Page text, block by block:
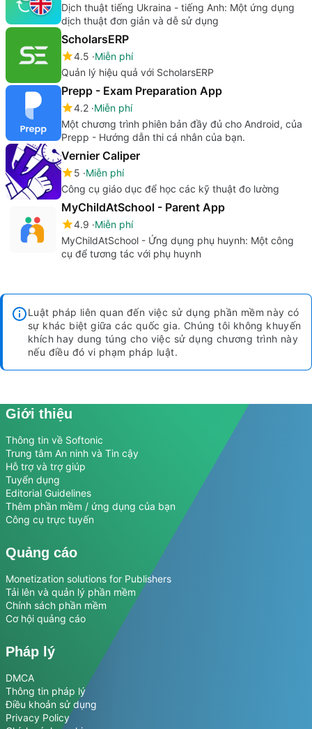
Dịch thuật tiếng Ukraina - tiếng Anh: Một ứng dụng
dịch thuật đơn giản và dễ sử dụng
ScholarsERP
4.5 Miễn phí
Quản lý hiệu quả với ScholarsERP
Prepp - Exam Preparation App
4.2 Miễn phí
Một chương trình phiên bản đầy đủ cho Android, của
Prepp - Hướng dẫn thi cá nhân của bạn.
Vernier Caliper
5 Miễn phí
Công cụ giáo dục để học các kỹ thuật đo lường
MyChildAtSchool - Parent App
4.9 Miễn phí
MyChildAtSchool - Ứng dụng phụ huynh: Một công
cụ để tương tác với phụ huynh
Luật pháp liên quan đến việc sử dụng phần mềm này có
sự khác biệt giữa các quốc gia. Chúng tôi không khuyến
khích hay dung túng cho việc sử dụng chương trình này
nếu điều đó vi phạm pháp luật.
Giới thiệu
Thông tin về Softonic
Trung tâm An ninh và Tin cậy
Hỗ trợ và trợ giúp
Tuyển dụng
Editorial Guidelines
Thêm phần mềm / ứng dụng của bạn
Công cụ trực tuyến
Quảng cáo
Monetization solutions for Publishers
Tải lên và quản lý phần mềm
Chính sách phần mềm
Cơ hội quảng cáo
Pháp lý
DMCA
Thông tin pháp lý
Điều khoản sử dụng
Privacy Policy